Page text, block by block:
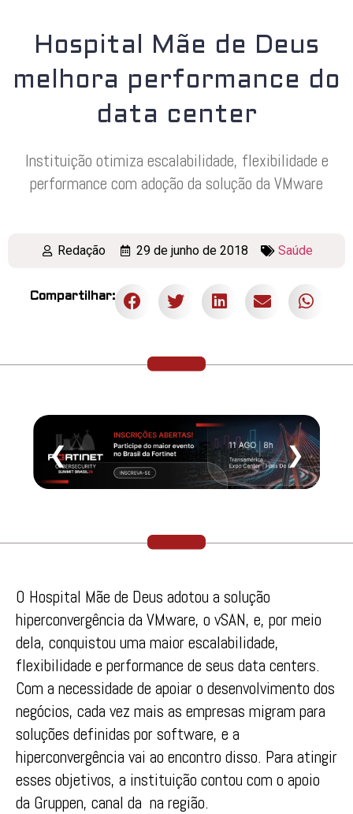
Hospital Mãe de Deus
melhora performance do
data center
Instituição otimiza escalabilidade, flexibilidade e
performance com adoção da solução da VMware
Redação 29 de junho de 2018 Saúde
Compartilhar:
❮ ❯
O Hospital Mãe de Deus adotou a solução
hiperconvergência da VMware, o vSAN, e, por meio
dela, conquistou uma maior escalabilidade,
flexibilidade e performance de seus data centers.
Com a necessidade de apoiar o desenvolvimento dos
negócios, cada vez mais as empresas migram para
soluções definidas por software, e a
hiperconvergência vai ao encontro disso. Para atingir
esses objetivos, a instituição contou com o apoio
da Gruppen, canal da na região.